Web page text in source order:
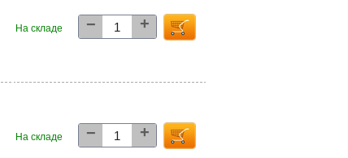
На складе − +
На складе − +